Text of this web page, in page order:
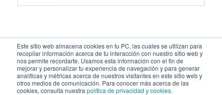
Este sitio web almacena cookies en tu PC, las cuales se utilizan para
recopilar información acerca de tu interacción con nuestro sitio web y
nos permite recordarte. Usamos esta información con el fin de
mejorar y personalizar tu experiencia de navegación y para generar
analíticas y métricas acerca de nuestros visitantes en este sitio web y
otros medios de comunicación. Para conocer más acerca de las
cookies, consulta nuestra política de privacidad y cookies.